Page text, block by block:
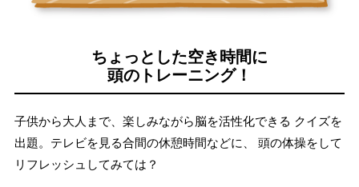
ちょっとした空き時間に
頭のトレーニング！
子供から大人まで、楽しみながら脳を活性化できる クイズを
出題。テレビを見る合間の休憩時間などに、 頭の体操をして
リフレッシュしてみては？